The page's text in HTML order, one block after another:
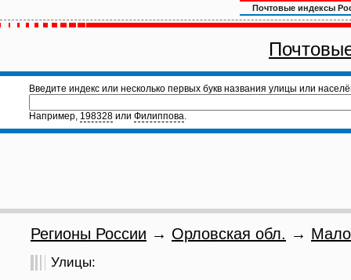
Почтовые индексы
Введите индекс или несколько первых букв названия улицы или
Например, 198328 или Филиппова.
Регионы России → Орловская обл. →
Улицы: